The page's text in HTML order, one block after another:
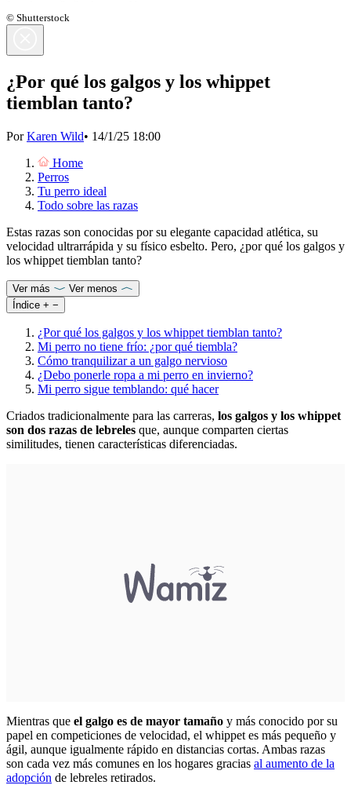
© Shutterstock
¿Por qué los galgos y los whippet
tiemblan tanto?
PorKaren Wild• 14/1/25 18:00
Home
Perros
Tu perro ideal
Todo sobre las razas
Estas razas son conocidas por su elegante capacidad atlética, su
velocidad ultrarrápida y su físico esbelto. Pero, ¿por qué los galgos y
los whippet tiemblan tanto?
Ver más
Ver menos
Índice + −
¿Por qué los galgos y los whippet tiemblan tanto?
Mi perro no tiene frío: ¿por qué tiembla?
Cómo tranquilizar a un galgo nervioso
¿Debo ponerle ropa a mi perro en invierno?
Mi perro sigue temblando: qué hacer
Criados tradicionalmente para las carreras, los galgos y los whippet
son dos razas de lebreles que, aunque comparten ciertas
similitudes, tienen características diferenciadas.
Mientras que el galgo es de mayor tamaño y más conocido por su
papel en competiciones de velocidad, el whippet es más pequeño y
ágil, aunque igualmente rápido en distancias cortas. Ambas razas
son cada vez más comunes en los hogares gracias al aumento de la
adopción de lebreles retirados.